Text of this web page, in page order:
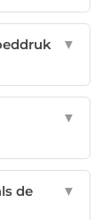
▼
▼
de
▼